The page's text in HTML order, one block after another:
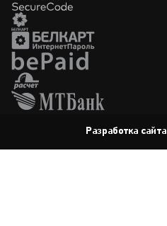
Разработка сайта